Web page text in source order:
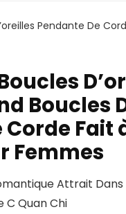
Pendante De
Boucles
Fait
Femmes
Attrait Dans
C Quan Chi